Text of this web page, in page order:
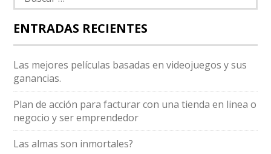
ENTRADAS RECIENTES
Las mejores películas basadas en videojuegos y sus
ganancias.
Plan de acción para facturar con una tienda en linea o
negocio y ser emprendedor
Las almas son inmortales?